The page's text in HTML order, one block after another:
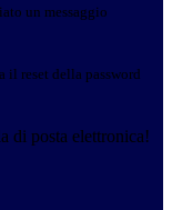
un messaggio
il reset della password
di posta elettronica!